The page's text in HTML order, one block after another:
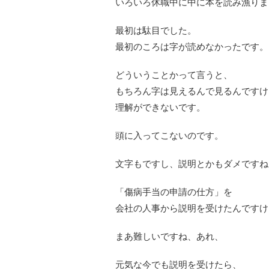
最初は駄目でした。
最初のころは字が読めなかったです。
どういうことかって言うと、
もちろん字は見えるんで見るんですけ
理解ができないです。
頭に入ってこないのです。
文字もですし、説明とかもダメですね
「傷病手当の申請の仕方」を
会社の人事から説明を受けたんですけ
まあ難しいですね、あれ、
元気な今でも説明を受けたら、